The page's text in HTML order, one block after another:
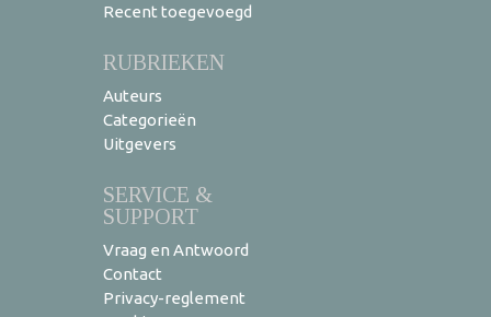
Recent toegevoegd
RUBRIEKEN
Auteurs
Categorieën
Uitgevers
SERVICE &
SUPPORT
Vraag en Antwoord
Contact
Privacy-reglement